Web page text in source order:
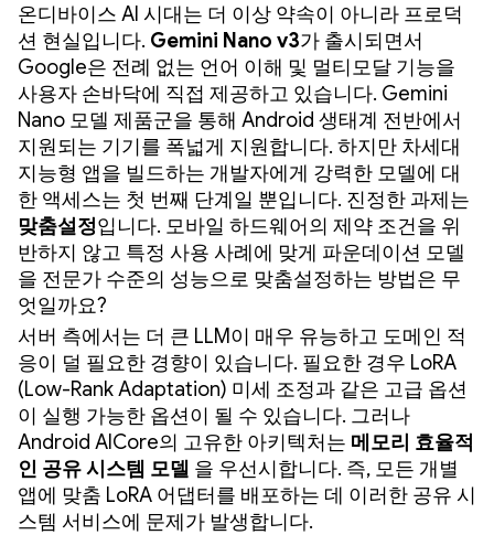
온디바이스 AI 시대는 더 이상 약속이 아니라 프로덕
션 현실입니다. Gemini Nano v3가 출시되면서
Google은 전례 없는 언어 이해 및 멀티모달 기능을
사용자 손바닥에 직접 제공하고 있습니다. Gemini
Nano 모델 제품군을 통해 Android 생태계 전반에서
지원되는 기기를 폭넓게 지원합니다. 하지만 차세대
지능형 앱을 빌드하는 개발자에게 강력한 모델에 대
한 액세스는 첫 번째 단계일 뿐입니다. 진정한 과제는
맞춤설정입니다. 모바일 하드웨어의 제약 조건을 위
반하지 않고 특정 사용 사례에 맞게 파운데이션 모델
을 전문가 수준의 성능으로 맞춤설정하는 방법은 무
엇일까요?
서버 측에서는 더 큰 LLM이 매우 유능하고 도메인 적
응이 덜 필요한 경향이 있습니다. 필요한 경우 LoRA
(Low-Rank Adaptation) 미세 조정과 같은 고급 옵션
이 실행 가능한 옵션이 될 수 있습니다. 그러나
Android AICore의 고유한 아키텍처는 메모리 효율적
인 공유 시스템 모델 을 우선시합니다. 즉, 모든 개별
앱에 맞춤 LoRA 어댑터를 배포하는 데 이러한 공유 시
스템 서비스에 문제가 발생합니다.